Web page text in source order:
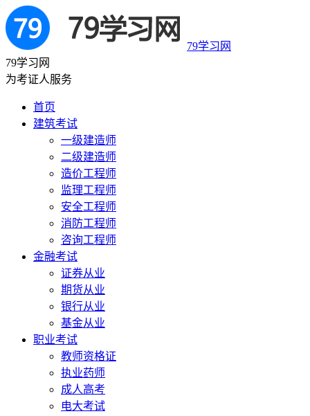
79学习网
79学习网
为考证人服务
首页
建筑考试
一级建造师
二级建造师
造价工程师
监理工程师
安全工程师
消防工程师
咨询工程师
金融考试
证券从业
期货从业
银行从业
基金从业
职业考试
教师资格证
执业药师
成人高考
电大考试